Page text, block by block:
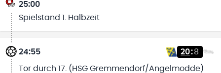
25:00
Spielstand 1. Halbzeit
24:55 20:8
Tor durch 17. (HSG Gremmendorf/Angelmodde)